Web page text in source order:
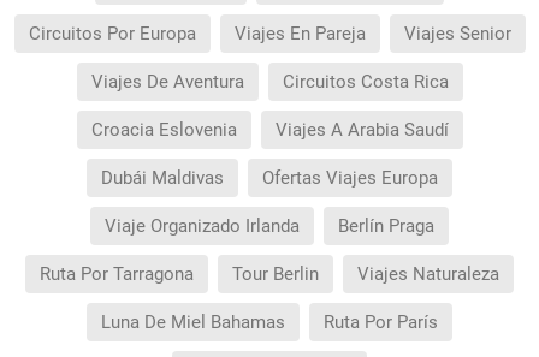
Circuitos Por Europa Viajes En Pareja Viajes Senior
Viajes De Aventura Circuitos Costa Rica
Croacia Eslovenia Viajes A Arabia Saudí
Dubái Maldivas Ofertas Viajes Europa
Viaje Organizado Irlanda Berlín Praga
Ruta Por Tarragona Tour Berlin Viajes Naturaleza
Luna De Miel Bahamas Ruta Por París